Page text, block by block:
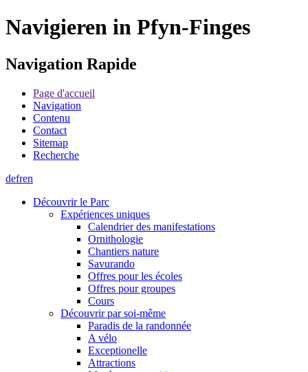
Navigieren in Pfyn-Finges
Navigation Rapide
Page d'accueil
Navigation
Contenu
Contact
Sitemap
Recherche
defren
Découvrir le Parc
Expériences uniques
Calendrier des manifestations
Ornithologie
Chantiers nature
Savurando
Offres pour les écoles
Offres pour groupes
Cours
Découvrir par soi-même
Paradis de la randonnée
A vélo
Exceptionelle
Attractions